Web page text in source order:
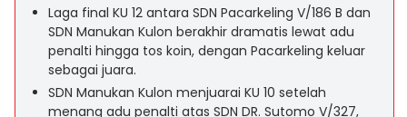
Laga final KU 12 antara SDN Pacarkeling V/186 B dan
SDN Manukan Kulon berakhir dramatis lewat adu
penalti hingga tos koin, dengan Pacarkeling keluar
sebagai juara.
SDN Manukan Kulon menjuarai KU 10 setelah
menang adu penalti atas SDN DR. Sutomo V/327,